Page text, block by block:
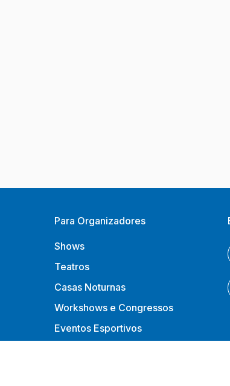
Para Organizadores
Shows
Teatros
Casas Noturnas
Workshows e Congressos
Eventos Esportivos